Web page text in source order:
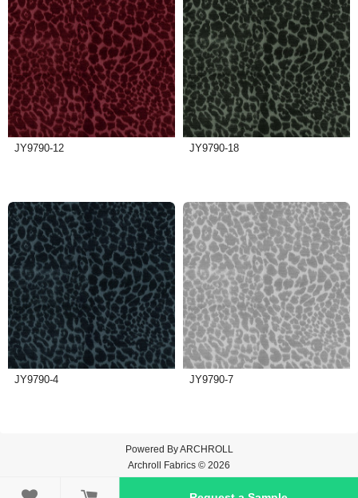
JY9790-12 JY9790-18
JY9790-4 JY9790-7
Powered ByARCHROLL
Archroll Fabrics © 2026